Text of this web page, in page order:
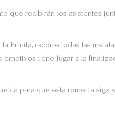
que recibirán los asistentes
Ermita, recorre todas las
tiene lugar a la
para que esta romería siga